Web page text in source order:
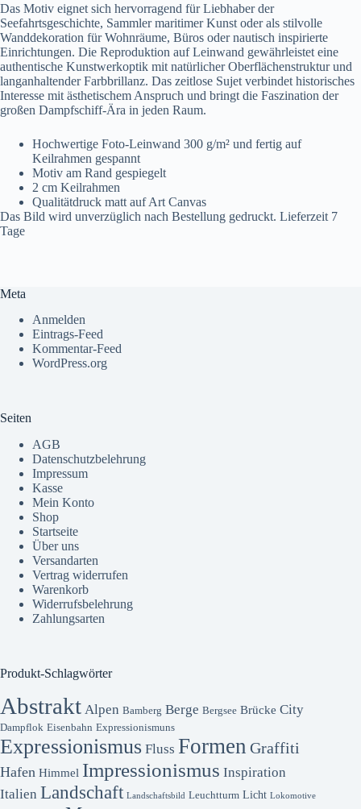
Das Motiv eignet sich hervorragend für Liebhaber der
Seefahrtsgeschichte, Sammler maritimer Kunst oder als stilvolle
Wanddekoration für Wohnräume, Büros oder nautisch inspirierte
Einrichtungen. Die Reproduktion auf Leinwand gewährleistet eine
authentische Kunstwerkoptik mit natürlicher Oberflächenstruktur und
langanhaltender Farbbrillanz. Das zeitlose Sujet verbindet historisches
Interesse mit ästhetischem Anspruch und bringt die Faszination der
großen Dampfschiff-Ära in jeden Raum.
Hochwertige Foto-Leinwand 300 g/m² und fertig auf
Keilrahmen gespannt
Motiv am Rand gespiegelt
2 cm Keilrahmen
Qualitätdruck matt auf Art Canvas
Das Bild wird unverzüglich nach Bestellung gedruckt. Lieferzeit 7
Tage
Meta
Anmelden
Eintrags-Feed
Kommentar-Feed
WordPress.org
Seiten
AGB
Datenschutzbelehrung
Impressum
Kasse
Mein Konto
Shop
Startseite
Über uns
Versandarten
Vertrag widerrufen
Warenkorb
Widerrufsbelehrung
Zahlungsarten
Produkt-Schlagwörter
Abstrakt Alpen Bamberg Berge Bergsee Brücke City
Dampflok Eisenbahn Expressionismuns
Expressionismus Fluss Formen Graffiti
Hafen Himmel Impressionismus Inspiration
Italien Landschaft Landschaftsbild Leuchtturm Licht Lokomotive